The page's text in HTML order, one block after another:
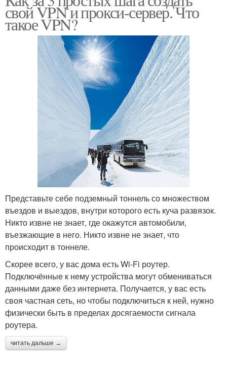
свой VPN и прокси-сервер. Что
такое VPN?
Представьте себе подземный тоннель со множеством
въездов и выездов, внутри которого есть куча развязок.
Никто извне не знает, где окажутся автомобили,
въезжающие в него. Никто извне не знает, что
происходит в тоннеле.
Скорее всего, у вас дома есть Wi-Fi роутер.
Подключённые к нему устройства могут обмениваться
данными даже без интернета. Получается, у вас есть
своя частная сеть, но чтобы подключиться к ней, нужно
физически быть в пределах досягаемости сигнала
роутера.
читать дальше →